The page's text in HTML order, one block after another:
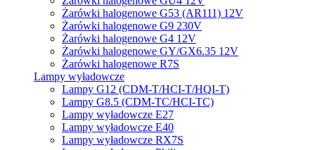
Żarówki halogenowe G53 (AR111) 12V
Żarówki halogenowe G9 230V
Żarówki halogenowe G4 12V
Żarówki halogenowe GY/GX6.35 12V
Żarówki halogenowe R7S
Lampy wyładowcze
Lampy G12 (CDM-T/HCI-T/HQI-T)
Lampy G8.5 (CDM-TC/HCI-TC)
Lampy wyładowcze E27
Lampy wyładowcze E40
Lampy wyładowcze RX7S